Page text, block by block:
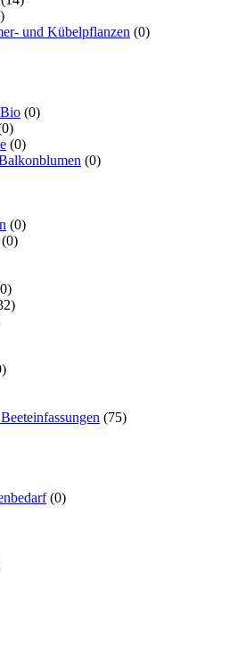
und Kübelpflanzen (0)
(0)
(0)
(0)
(0)
(0)
(75)
(0)